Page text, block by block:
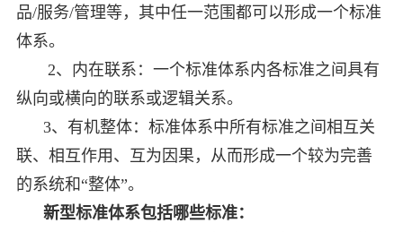
品/服务/管理等，其中任一范围都可以形成一个标准
体系。
2、内在联系：一个标准体系内各标准之间具有
纵向或横向的联系或逻辑关系。
3、有机整体：标准体系中所有标准之间相互关
联、相互作用、互为因果，从而形成一个较为完善
的系统和“整体”。
新型标准体系包括哪些标准：